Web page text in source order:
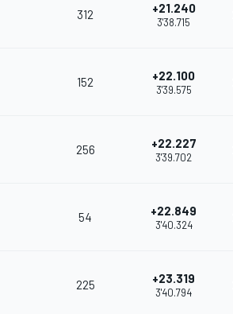
312 +21.240
3'38.715
152 +22.100
3'39.575
256 +22.227
3'39.702
54 +22.849
3'40.324
225 +23.319
3'40.794